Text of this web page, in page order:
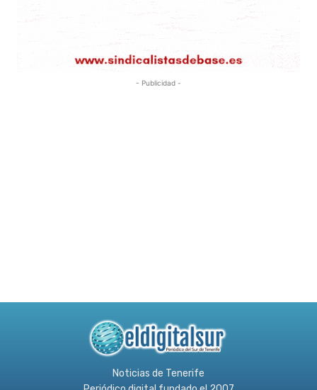
- Publicidad -
Noticias de Tenerife